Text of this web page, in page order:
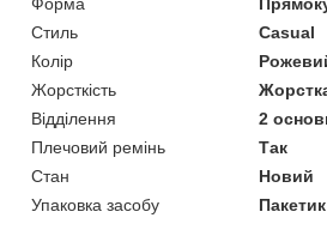
Стиль
Casual
Колір
Жорсткість
Відділення
2
Плечовий ремінь
Так
Стан
Новий
Упаковка засобу
Пакетик